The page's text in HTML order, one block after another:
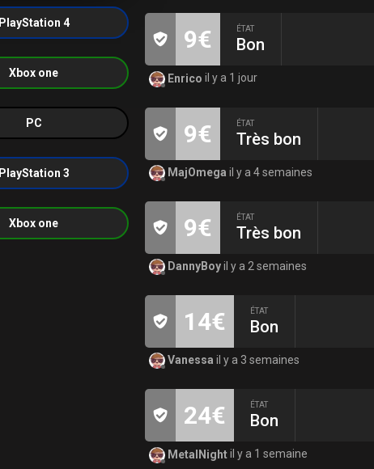
PlayStation 4
Xbox one
PC
PlayStation 3
Xbox one
9€ ÉTAT
Bon
Enrico il y a 1 jour
9€ ÉTAT
Très bon
MajOmega il y a 4 semaines
9€ ÉTAT
Très bon
DannyBoyil y a 2 semaines
14€ ÉTAT
Bon
Vanessa il y a 3 semaines
24€ ÉTAT
Bon
MetalNightil y a 1 semaine